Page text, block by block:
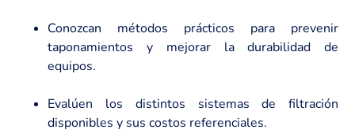
Conozcan métodos prácticos para prevenir
taponamientos y mejorar la durabilidad de
equipos.
Evalúen los distintos sistemas de filtración
disponibles y sus costos referenciales.